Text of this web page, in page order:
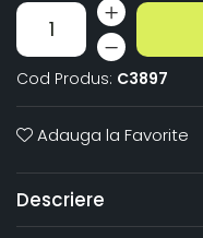
Cod Produs: C3897
Adauga la Favorite
Descriere